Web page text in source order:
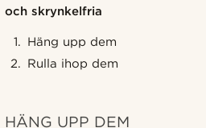
och skrynkelfria
Häng upp dem
Rulla ihop dem
HÄNG UPP DEM